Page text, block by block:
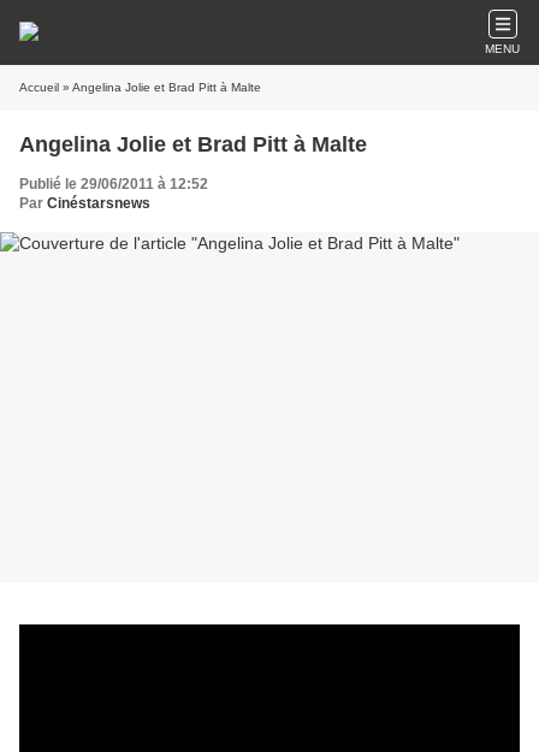
MENU
Accueil » Angelina Jolie et Brad Pitt à Malte
Angelina Jolie et Brad Pitt à Malte
Publié le 29/06/2011 à 12:52
Par Cinéstarsnews